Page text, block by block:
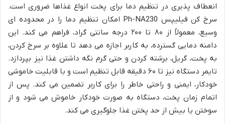
انعطاف پذیری در تنظیم دما برای پخت انواع غذاها ضروری است.
سرخ کن فیلیپس Ph-NA230 امکان تنظیم دما را در محدوده ای
وسیع، معمولاً از ۸۰ تا ۲۰۰ درجه سانتی گراد، فراهم می کند. این
دامنه دمایی گسترده، به کاربر اجازه می دهد تا علاوه بر سرخ کردن،
به پخت، گریل، برشته کردن و حتی گرم نگه داشتن غذا نیز بپردازد.
تایمر دستگاه نیز تا ۶۰ دقیقه قابل تنظیم است و با قابلیت خاموشی
خودکار، ایمنی و راحتی خاطر را برای کاربر تضمین می کند. پس از
اتمام زمان پخت، دستگاه به صورت خودکار خاموش می شود و از
سوختن یا بیش از حد پختن غذا جلوگیری می کند.